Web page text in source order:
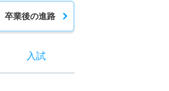
卒業後の進路
入試